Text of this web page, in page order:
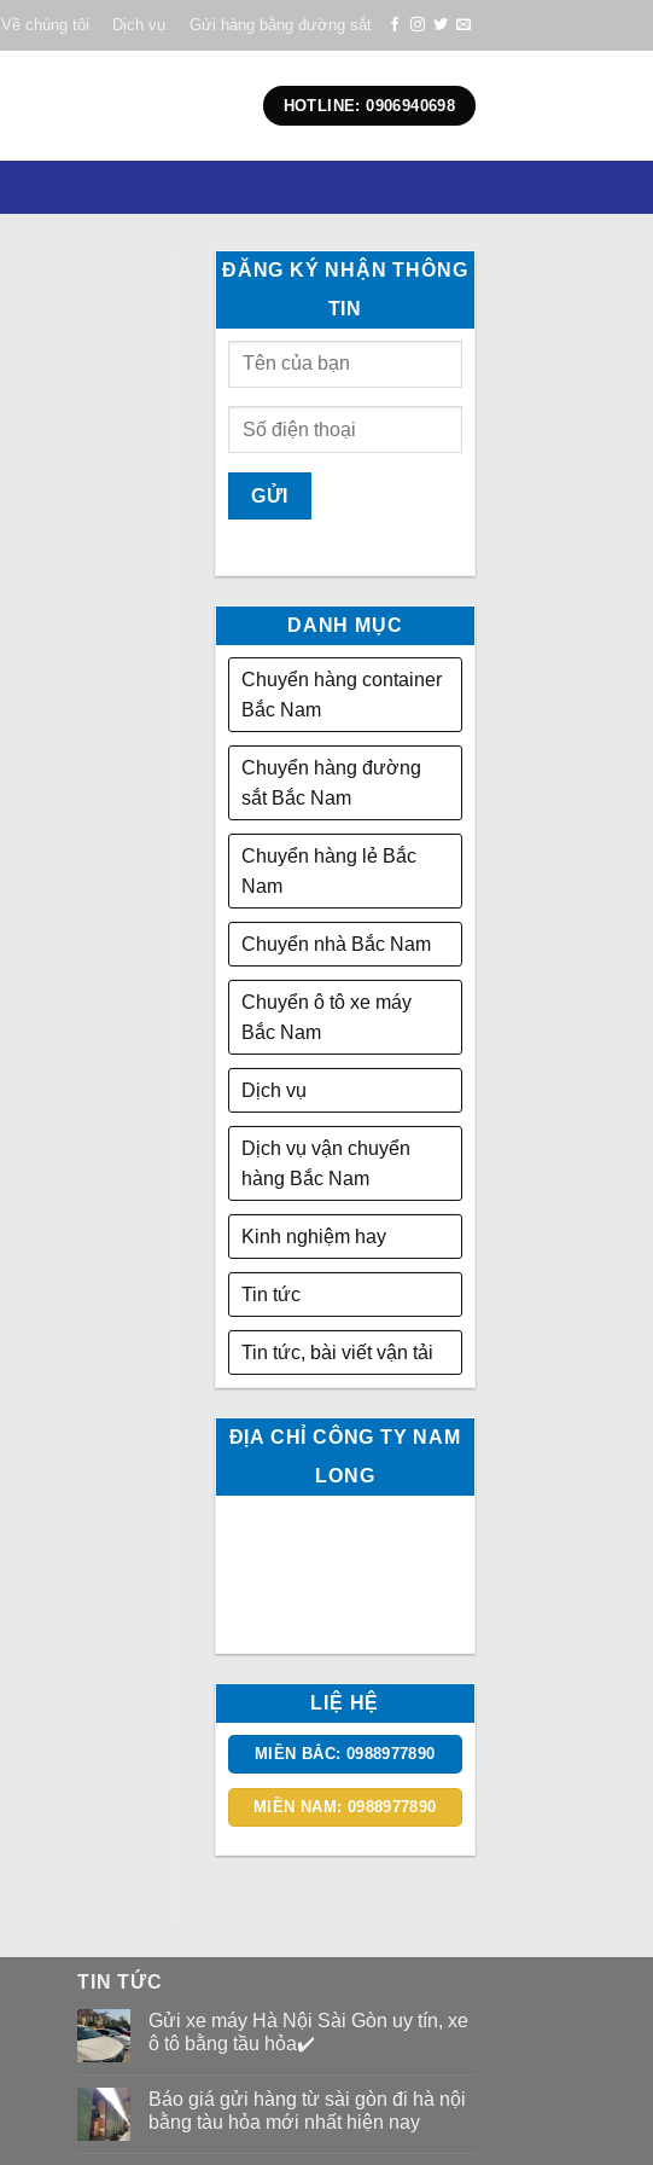
Về chúng tôi Dịch vụ Gửi hàng bằng đường sắt
HOTLINE: 0906940698
ĐĂNG KÝ NHẬN THÔNG
TIN
DANH MỤC
Chuyển hàng container
Bắc Nam
Chuyển hàng đường
sắt Bắc Nam
Chuyển hàng lẻ Bắc
Nam
Chuyển nhà Bắc Nam
Chuyển ô tô xe máy
Bắc Nam
Dịch vụ
Dịch vụ vận chuyển
hàng Bắc Nam
Kinh nghiệm hay
Tin tức
Tin tức, bài viết vận tải
ĐỊA CHỈ CÔNG TY NAM
LONG
LIỆ HỆ
MIỀN BẮC: 0988977890
MIỀN NAM: 0988977890
TIN TỨC
Gửi xe máy Hà Nội Sài Gòn uy tín, xe
ô tô bằng tầu hỏa✔️
Báo giá gửi hàng từ sài gòn đi hà nội
bằng tàu hỏa mới nhất hiện nay